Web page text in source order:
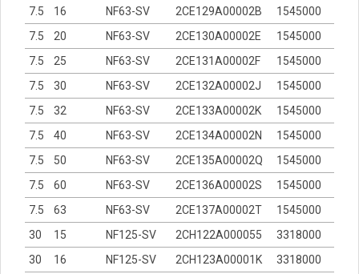
7.5 16 NF63-SV 2CE129A00002B
1545000
7.5
20 NF63-SV 2CE130A00002E
1545000
7.5
25 NF63-SV 2CE131A00002F
1545000
7.5
30 NF63-SV 2CE132A00002J
1545000
7.5
32 NF63-SV 2CE133A00002K
1545000
7.5
40 NF63-SV 2CE134A00002N
1545000
7.5
50 NF63-SV 2CE135A00002Q
1545000
7.5
60 NF63-SV 2CE136A00002S
1545000
7.5
63 NF63-SV 2CE137A00002T
1545000
30
15 NF125-SV 2CH122A000055
3318000
30
16 NF125-SV 2CH123A00001K
3318000